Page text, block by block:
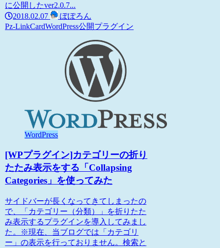
に公開したver2.0.7...
2018.02.07
ぽぽろん
Pz-LinkCardWordPress公開プラグイン
WordPress
[WPプラグイン]カテゴリーの折り
たたみ表示をする「Collapsing
Categories」を使ってみた
サイドバーが長くなってきてしまったの
で、「カテゴリー（分類）」を折りたた
み表示するプラグインを導入してみまし
た。※現在、当ブログでは「カテゴリ
ー」の表示を行っておりません。検索と